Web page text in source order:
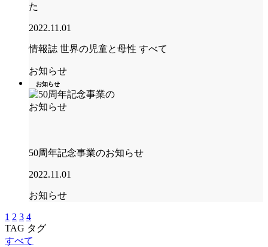
た
2022.11.01
情報誌 世界の児童と母性 すべて
お知らせ
お知らせ
50周年記念事業のお知らせ
2022.11.01
お知らせ
1 2 3 4
TAG タグ
すべて